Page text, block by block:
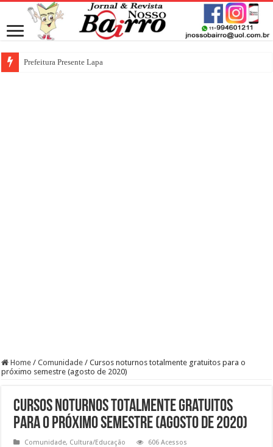
Prefeitura Presente Lapa
Home / Comunidade / Cursos noturnos totalmente gratuitos para o
próximo semestre (agosto de 2020)
Cursos noturnos totalmente gratuitos
para o próximo semestre (agosto de 2020)
Comunidade, Cultura/Educação 606 Acessos